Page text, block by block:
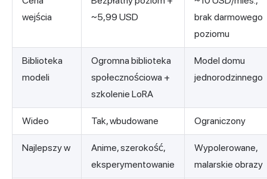
wejścia
~5,99 USD
brak darmowego
poziomu
Biblioteka
modeli
Ogromna biblioteka
społecznościowa +
szkolenie LoRA
Model domu
jednorodzinnego
Wideo Tak, wbudowane Ograniczony
Najlepszy w
Anime, szerokość,
eksperymentowanie
Wypolerowane,
malarskie obrazy